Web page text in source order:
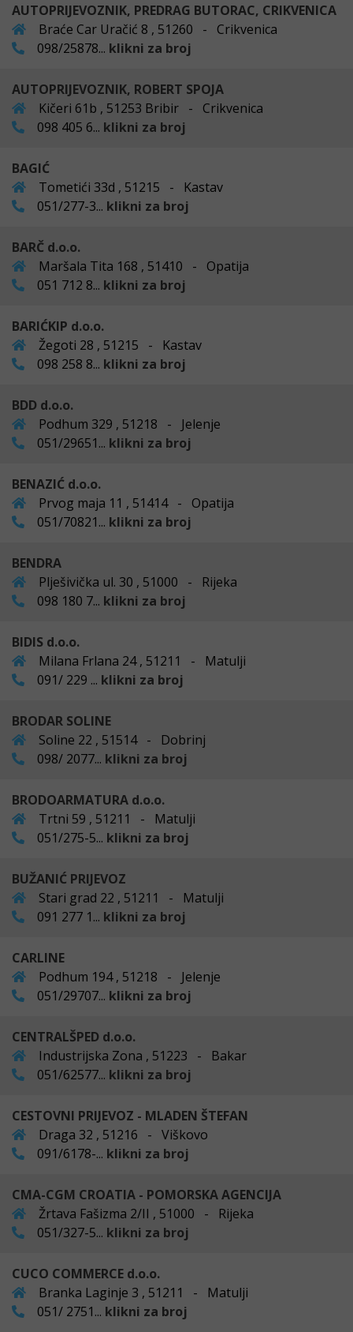
AUTOPRIJEVOZNIK, PREDRAG BUTORAC, CRIKVENICA
Braće Car Uračić 8 , 51260 - Crikvenica
098/25878... klikni za broj
AUTOPRIJEVOZNIK, ROBERT SPOJA
Kičeri 61b , 51253 Bribir - Crikvenica
098 405 6... klikni za broj
BAGIĆ
Tometići 33d , 51215 - Kastav
051/277-3... klikni za broj
BARČ d.o.o.
Maršala Tita 168 , 51410 - Opatija
051 712 8... klikni za broj
BARIĆKIP d.o.o.
Žegoti 28 , 51215 - Kastav
098 258 8... klikni za broj
BDD d.o.o.
Podhum 329 , 51218 - Jelenje
051/29651... klikni za broj
BENAZIĆ d.o.o.
Prvog maja 11 , 51414 - Opatija
051/70821... klikni za broj
BENDRA
Plješivička ul. 30 , 51000 - Rijeka
098 180 7... klikni za broj
BIDIS d.o.o.
Milana Frlana 24 , 51211 - Matulji
091/ 229 ... klikni za broj
BRODAR SOLINE
Soline 22 , 51514 - Dobrinj
098/ 2077... klikni za broj
BRODOARMATURA d.o.o.
Trtni 59 , 51211 - Matulji
051/275-5... klikni za broj
BUŽANIĆ PRIJEVOZ
Stari grad 22 , 51211 - Matulji
091 277 1... klikni za broj
CARLINE
Podhum 194 , 51218 - Jelenje
051/29707... klikni za broj
CENTRALŠPED d.o.o.
Industrijska Zona , 51223 - Bakar
051/62577... klikni za broj
CESTOVNI PRIJEVOZ - MLADEN ŠTEFAN
Draga 32 , 51216 - Viškovo
091/6178-... klikni za broj
CMA-CGM CROATIA - POMORSKA AGENCIJA
Žrtava Fašizma 2/II , 51000 - Rijeka
051/327-5... klikni za broj
CUCO COMMERCE d.o.o.
Branka Laginje 3 , 51211 - Matulji
051/ 2751... klikni za broj